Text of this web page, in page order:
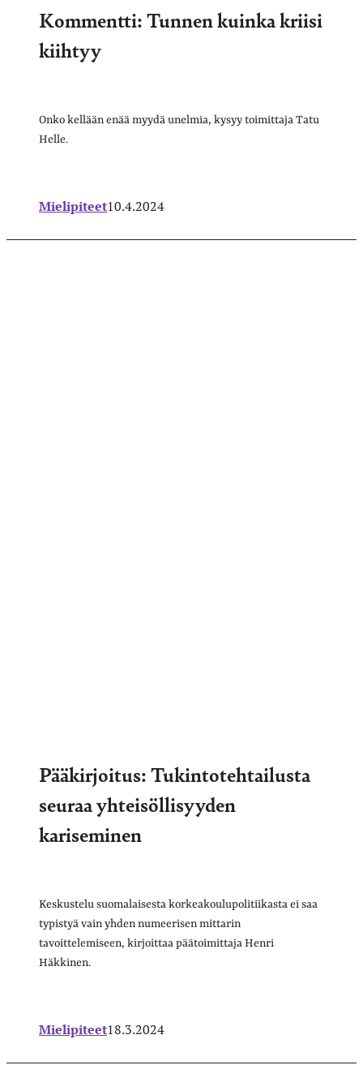
Kommentti: Tunnen kuinka kriisi
kiihtyy
Onko kellään enää myydä unelmia, kysyy toimittaja Tatu
Helle.
Mielipiteet10.4.2024
Pääkirjoitus: Tukintotehtailusta
seuraa yhteisöllisyyden
kariseminen
Keskustelu suomalaisesta korkeakoulupolitiikasta ei saa
typistyä vain yhden numeerisen mittarin
tavoittelemiseen, kirjoittaa päätoimittaja Henri
Häkkinen.
Mielipiteet18.3.2024